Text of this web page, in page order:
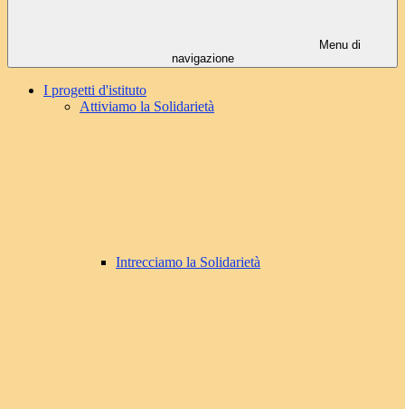
Menu di
navigazione
I progetti d'istituto
Attiviamo la Solidarietà
Intrecciamo la Solidarietà